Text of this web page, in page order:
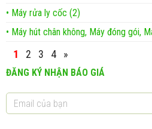
• Máy rửa ly cốc (2)
• Máy hút chân không, Máy đóng gói,
1 2 3 4 »
ĐĂNG KÝ NHẬN BÁO GIÁ